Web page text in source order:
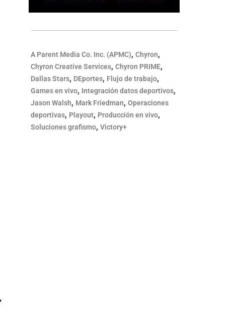
A Parent Media Co. Inc. (APMC),Chyron,
Chyron Creative Services,Chyron PRIME,
Dallas Stars, DEportes, Flujo de trabajo,
Games en vivo, Integración datos deportivos,
Jason Walsh, Mark Friedman,Operaciones
deportivas, Playout, Producción en vivo,
Soluciones grafismo,Victory+